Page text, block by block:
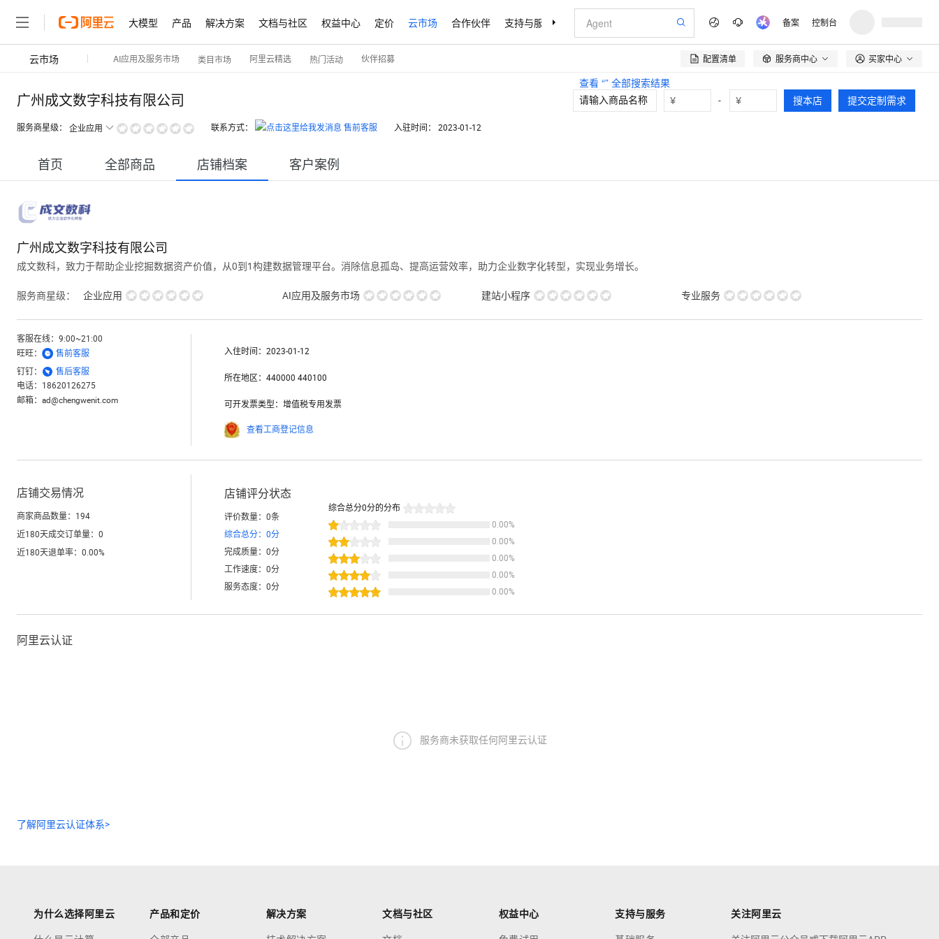
大模型 产品 解决方案 文档与社区 权益中心 定价 云市场 合作伙伴 支持与服务 了解阿里云
查看 “” 全部搜索结果
备案 控制台
云市场 AI应用及服务市场 类目市场 阿里云精选 热门活动 伙伴招募 配置清单  服务商中心 买家中心
广州成文数字科技有限公司
服务商星级： 企业应用 联系方式： 售前客服 入驻时间： 2023-01-12
¥ - ¥ 搜本店 提交定制需求
首页 全部商品 店铺档案 客户案例
广州成文数字科技有限公司
成文数科，致力于帮助企业挖掘数据资产价值，从0到1构建数据管理平台。消除信息孤岛、提高运营效率，助力企业数字化转型，实现业务增长。
服务商星级： 企业应用 AI应用及服务市场 建站小程序 专业服务
客服在线： 9:00~21:00
旺旺：  售前客服
钉钉：  售后客服
电话： 18620126275
邮箱： ad@chengwenit.com
入住时间： 2023-01-12
所在地区： 440000 440100
可开发票类型： 增值税专用发票
查看工商登记信息
店铺交易情况
商家商品数量： 194
近180天成交订单量： 0
近180天退单率： 0.00%
店铺评分状态
评价数量： 0条
综合总分： 0分
完成质量： 0分
工作速度： 0分
服务态度： 0分
综合总分0分的分布
0.00%
0.00%
0.00%
0.00%
0.00%
阿里云认证
服务商未获取任何阿里云认证
了解阿里云认证体系>
为什么选择阿里云 产品和定价 解决方案 文档与社区 权益中心 支持与服务 关注阿里云